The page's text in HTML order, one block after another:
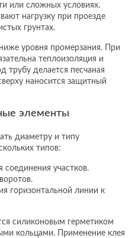
или сложных условиях.
нагрузку при проезде
грунтах.
уровня промерзания. При
теплоизоляция и
трубу делается песчаная
наносится защитный
элементы
диаметру и типу
типов:
соединения участков.
горизонтальной линии к
силиконовым герметиком
кольцами. Применение клея